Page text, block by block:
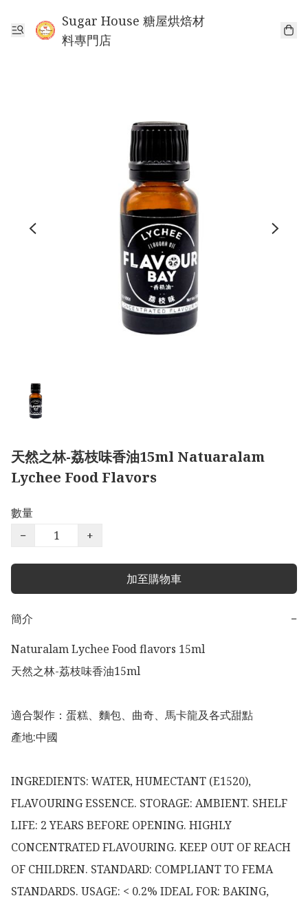
Sugar House 糖屋烘焙材
料專門店
天然之林-荔枝味香油15ml Natuaralam
Lychee Food Flavors
數量
−
+
加至購物車
簡介
−
Naturalam Lychee Food flavors 15ml
天然之林-荔枝味香油15ml
適合製作：蛋糕、麵包、曲奇、馬卡龍及各式甜點
產地:中國
INGREDIENTS: WATER, HUMECTANT (E1520),
FLAVOURING ESSENCE. STORAGE: AMBIENT. SHELF
LIFE: 2 YEARS BEFORE OPENING. HIGHLY
CONCENTRATED FLAVOURING. KEEP OUT OF REACH
OF CHILDREN. STANDARD: COMPLIANT TO FEMA
STANDARDS. USAGE: < 0.2% IDEAL FOR: BAKING,